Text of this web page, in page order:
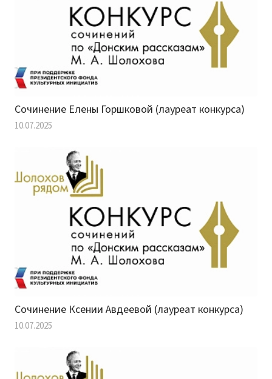
Сочинение Елены Горшковой (лауреат конкурса)
10.07.2025
Сочинение Ксении Авдеевой (лауреат конкурса)
10.07.2025